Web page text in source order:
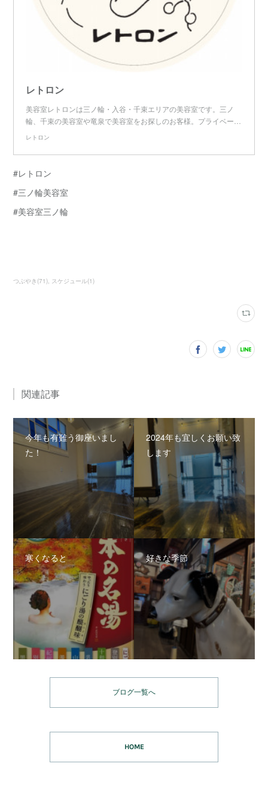
レトロン
美容室レトロンは三ノ輪・入谷・千束エリアの美容室です。三ノ
輪、千束の美容室や竜泉で美容室をお探しのお客様。プライベー…
レトロン
#レトロン
#三ノ輪美容室
#美容室三ノ輪
つぶやき (71) スケジュール(1)
関連記事
今年も有難う御座いまし
た！
2024年も宜しくお願い致
します
寒くなると 好きな季節
ブログ一覧へ
HOME